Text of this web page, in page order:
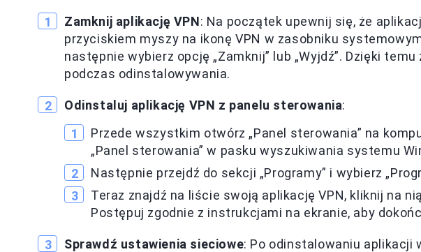
Zamknij aplikację VPN: Na początek upewnij się, że
przyciskiem myszy na ikonę VPN w zasobniku
następnie wybierz opcję „Zamknij” lub „Wyjdź”. Dzięki
podczas odinstalowywania.
Odinstaluj aplikację VPN z panelu sterowania:
Przede wszystkim otwórz „Panel sterowania” na
„Panel sterowania” w pasku wyszukiwania systemu
Następnie przejdź do sekcji „Programy” i wybierz
Teraz znajdź na liście swoją aplikację VPN, kliknij na
Postępuj zgodnie z instrukcjami na ekranie, aby
Sprawdź ustawienia sieciowe: Po odinstalowaniu aplikacji